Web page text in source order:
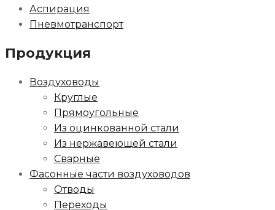
Аспирация
Пневмотранспорт
Продукция
Воздуховоды
Круглые
Прямоугольные
Из оцинкованной стали
Из нержавеющей стали
Сварные
Фасонные части воздуховодов
Отводы
Переходы